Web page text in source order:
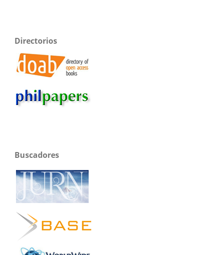
Directorios
Buscadores